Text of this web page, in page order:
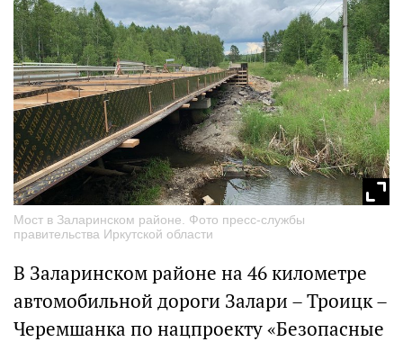
Мост в Заларинском районе. Фото пресс-службы
правительства Иркутской области
В Заларинском районе на 46 километре
автомобильной дороги Залари – Троицк –
Черемшанка по нацпроекту «Безопасные